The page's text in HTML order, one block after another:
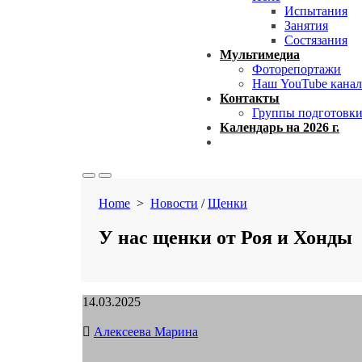
Испытания
Занятия
Состязания
Мультимедиа
Фоторепортажи
Наш YouTube канал
Контакты
Группы подготовки
Календарь на 2026 г.
SearchMenu
Home > Новости /Щенки
У нас щенки от Роя и Хонды
Published
14.03.2025
Author
Алексеева Марина